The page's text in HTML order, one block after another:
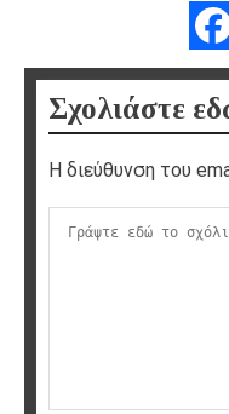
Σχολιάστε
Η διεύθυνση του